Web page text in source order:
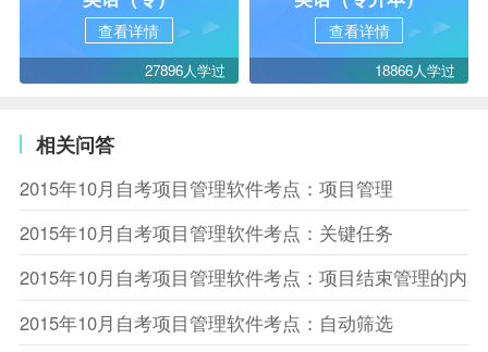
查看详情
27896人学过
查看详情
18866人学过
相关问答
2015年10月自考项目管理软件考点：项目管理
2015年10月自考项目管理软件考点：关键任务
2015年10月自考项目管理软件考点：项目结束管理的内容
2015年10月自考项目管理软件考点：自动筛选